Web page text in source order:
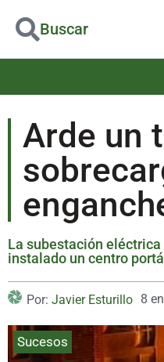
Buscar
Arde un
La subestación
instalado un centro
Por: Javier Esturillo 8
Sucesos